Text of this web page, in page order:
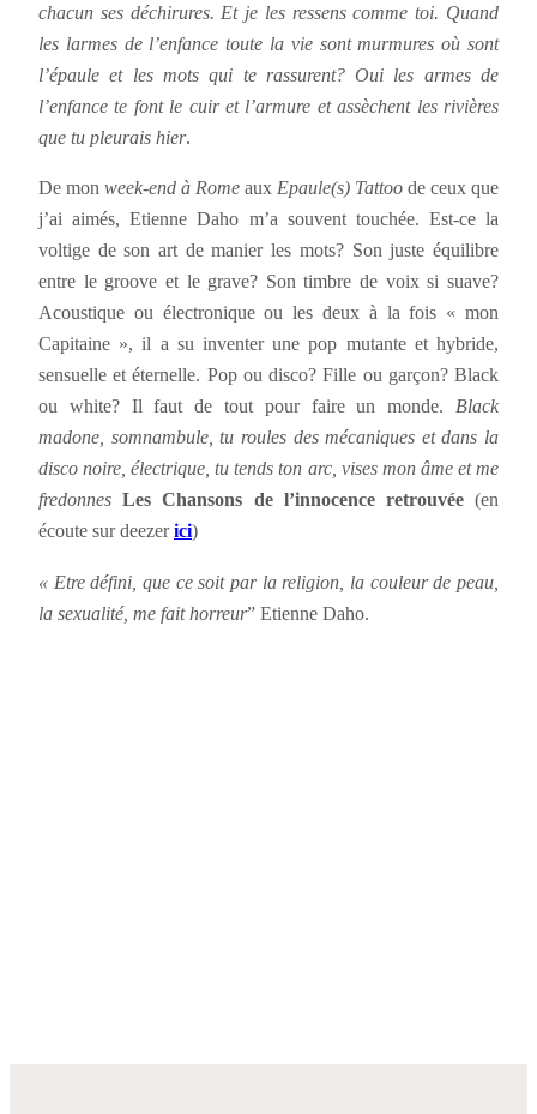
chacun ses déchirures. Et je les ressens comme toi. Quand
les larmes de l’enfance toute la vie sont murmures où sont
l’épaule et les mots qui te rassurent? Oui les armes de
l’enfance te font le cuir et l’armure et assèchent les rivières
que tu pleurais hier.
De mon week-end à Rome aux Epaule(s) Tattoo de ceux que
j’ai aimés, Etienne Daho m’a souvent touchée. Est-ce la
voltige de son art de manier les mots? Son juste équilibre
entre le groove et le grave? Son timbre de voix si suave?
Acoustique ou électronique ou les deux à la fois « mon
Capitaine », il a su inventer une pop mutante et hybride,
sensuelle et éternelle. Pop ou disco? Fille ou garçon? Black
ou white? Il faut de tout pour faire un monde. Black
madone, somnambule, tu roules des mécaniques et dans la
disco noire, électrique, tu tends ton arc, vises mon âme et me
fredonnesLes Chansons de l’innocence retrouvée(en
écoute sur deezerici)
« Etre défini, que ce soit par la religion, la couleur de peau,
la sexualité, me fait horreur” Etienne Daho.